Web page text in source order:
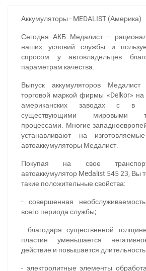
Аккумуляторы - MEDALIST (Америка)
Сегодня АКБ Медалист –
наших условий службы и
спросом у автовладельцев
параметрам качества.
Выпуск аккумуляторов
торговой маркой фирмы «Delkor»
американских заводах с в
существующими мировыми
процессами. Многие
устанавливают на
автоаккумуляторы Медалист.
Покупая на свое
автоаккумулятор Medalist 545 23,
такие положительные свойства:
- совершенная
всего периода службы;
- благодаря существенной
пластин уменьшается
действие и повышается
- электролитные элементы